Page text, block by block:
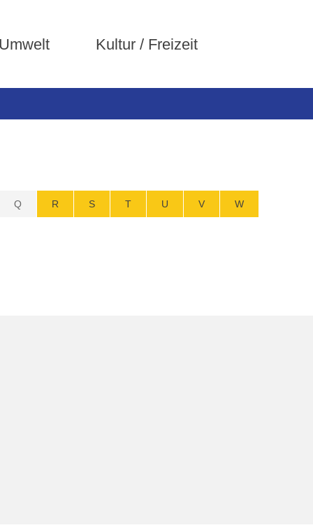
Kultur / Freizeit
Q R S T U V W